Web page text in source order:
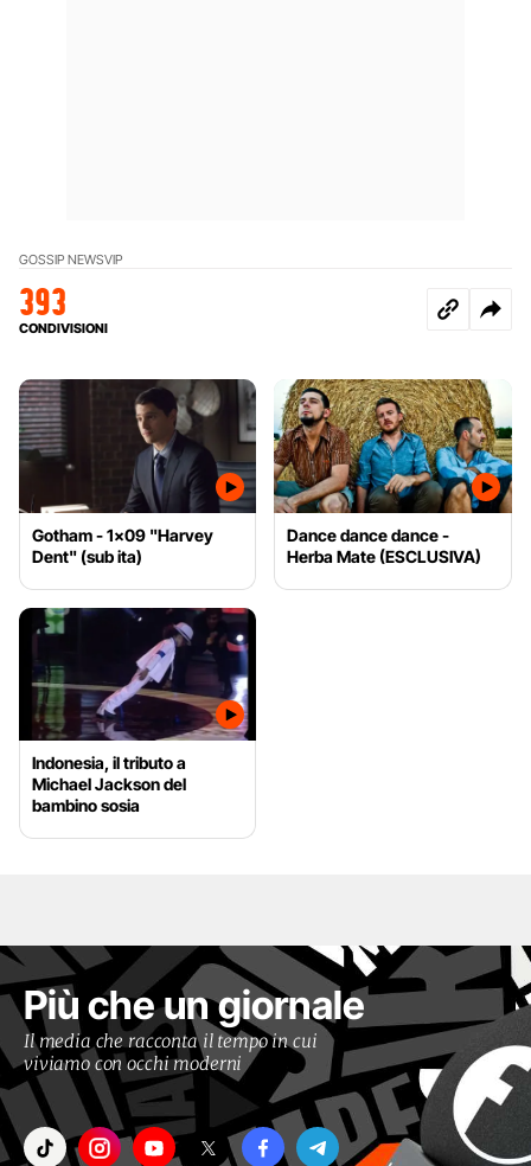
GOSSIP NEWSVIP
393
CONDIVISIONI
Gotham - 1x09 "Harvey
Dent" (sub ita)
Dance dance dance -
Herba Mate (ESCLUSIVA)
Indonesia, il tributo a
Michael Jackson del
bambino sosia
Più che un giornale
Il media che racconta il tempo in cui
viviamo con occhi moderni